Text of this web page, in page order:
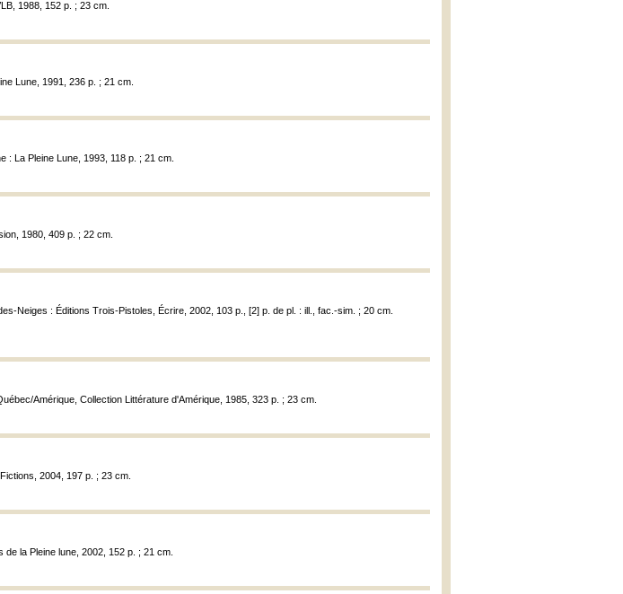
1988, 152 p. ; 23 cm.
Lune, 1991, 236 p. ; 21 cm.
: La Pleine Lune, 1993, 118 p. ; 21 cm.
1980, 409 p. ; 22 cm.
Neiges : Éditions Trois-Pistoles, Écrire, 2002, 103 p., [2] p. de pl. : ill., fac.-sim. ; 20 cm.
Amérique, Collection Littérature d'Amérique, 1985, 323 p. ; 23 cm.
Fictions, 2004, 197 p. ; 23 cm.
de la Pleine lune, 2002, 152 p. ; 21 cm.